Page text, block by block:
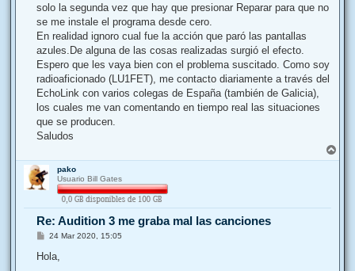
solo la segunda vez que hay que presionar Reparar para que no
se me instale el programa desde cero.
En realidad ignoro cual fue la acción que paró las pantallas
azules.De alguna de las cosas realizadas surgió el efecto.
Espero que les vaya bien con el problema suscitado. Como soy
radioaficionado (LU1FET), me contacto diariamente a través del
EchoLink con varios colegas de España (también de Galicia),
los cuales me van comentando en tiempo real las situaciones
que se producen.
Saludos
r
pako
Usuario Bill Gates
Re: Audition 3 me graba mal las canciones
M
n
24 Mar 2020, 15:05
Hola,